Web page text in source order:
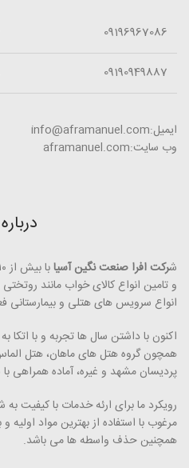
09196967086
09190949887
ایمیل:info@aframanuel.com
وب سایت:aframanuel.com
شرکت افرا صنعت نگین آسیا
و تامین انواع کالای خواب مانند
انواع سرویس های هتلی و بیمارستانی
اکنون با داشتن سال ها تجربه و با اتکا
همچون گروه هتل­ های ماهان، هتل
پردیسان مشهد و غیره، آماده همراهی
رویکرد ما برای ارئه خدمات با کیفیت
مرغوب با استفاده از بهترین مواد اولیه
همچنین حذف واسطه ­ها می ­­باشد.